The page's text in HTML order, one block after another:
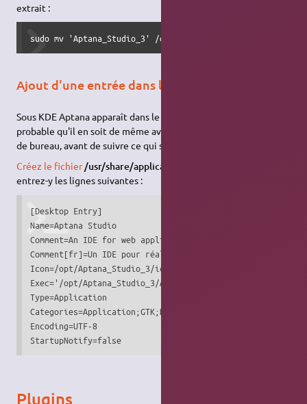
extrait :
sudo mv 'Aptana_Studio_3' /opt/
Ajout d'une entrée dans le menu Applications
Sous KDE Aptana apparaît dans le menu des applications, il est
probable qu'il en soit de même avec les autres environnements
de bureau, avant de suivre ce qui suis faites le test.
Créez le fichier/usr/share/applications/aptana.desktop
entrez-y les lignes suivantes :
[Desktop Entry]
Name=Aptana Studio
Comment=An IDE for web applications projects
Comment[fr]=Un IDE pour réaliser des projets
Icon=/opt/Aptana_Studio_3/icon.xpm
Exec='/opt/Aptana_Studio_3/AptanaStudio3'
Type=Application
Categories=Application;GTK;Development;IDE;
Encoding=UTF-8
StartupNotify=false
Plugins